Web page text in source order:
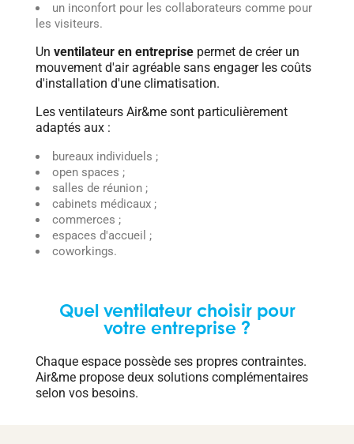
un inconfort pour les collaborateurs comme pour
les visiteurs.
Un ventilateur en entreprise permet de créer un
mouvement d'air agréable sans engager les coûts
d'installation d'une climatisation.
Les ventilateurs Air&me sont particulièrement
adaptés aux :
bureaux individuels ;
open spaces ;
salles de réunion ;
cabinets médicaux ;
commerces ;
espaces d'accueil ;
coworkings.
Quel ventilateur choisir pour
votre entreprise ?
Chaque espace possède ses propres contraintes.
Air&me propose deux solutions complémentaires
selon vos besoins.